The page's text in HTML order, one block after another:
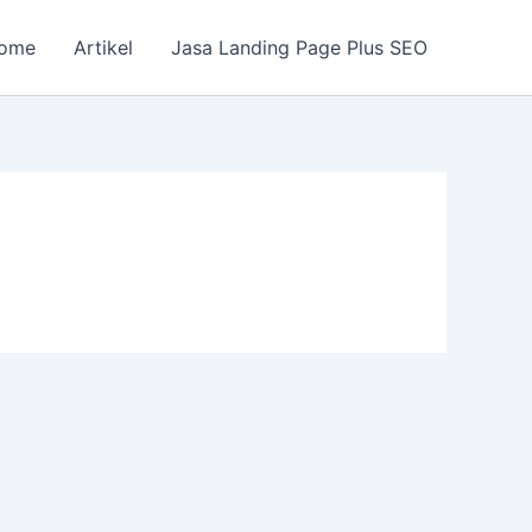
Artikel Jasa Landing Page Plus SEO